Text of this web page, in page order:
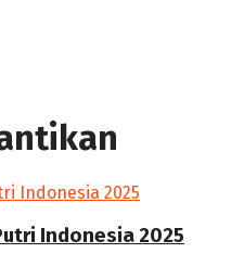
Indonesia 2025